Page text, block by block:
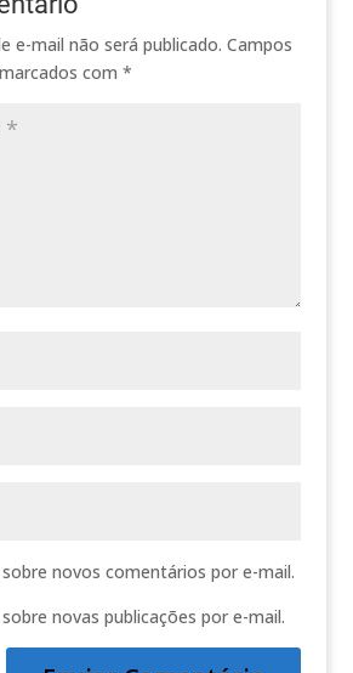
e-mail não será publicado. Campos
com *
novos comentários por e-mail.
novas publicações por e-mail.